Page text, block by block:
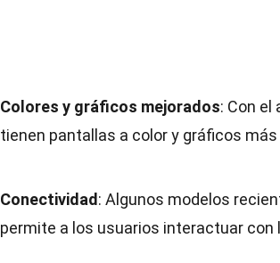
Colores y gráficos mejorados: Con
tienen pantallas a color y gráficos
Conectividad : Algunos modelos
permite a los usuarios interactuar